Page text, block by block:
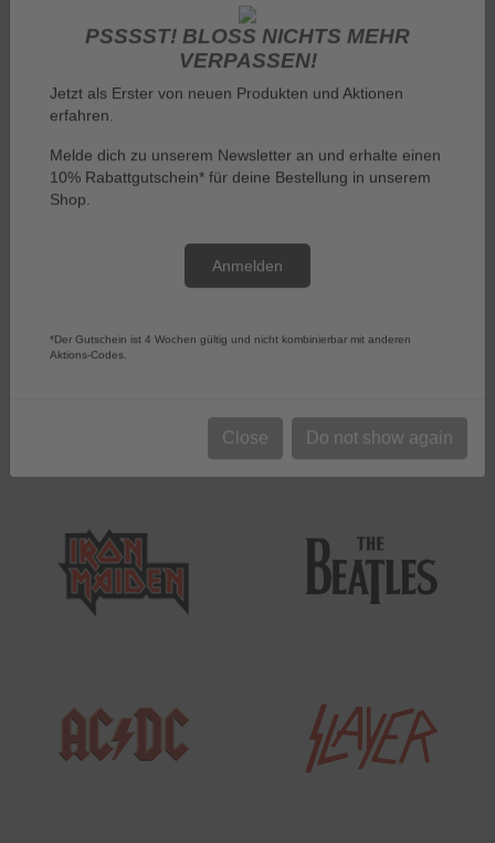
Menu
Bands COLLECTION
PSSSST! BLOSS NICHTS MEHR V
ERPASSEN!
Jetzt als Erster von neuen Produkten und Aktionen
Melde dich zu unserem Newsletter an und erhalte einen
10% Rabattgutschein* für deine Bestellung in unserem
Anmelden
Close Do not show again